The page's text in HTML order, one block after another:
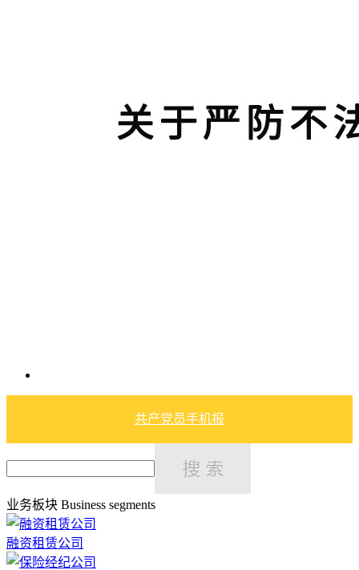
共产党员手机报
业务板块 Business segments
融资租赁公司